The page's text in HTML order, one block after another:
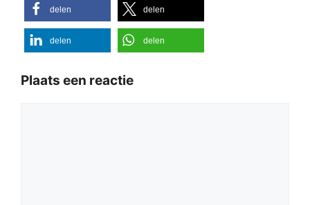
delen delen
delen delen
Plaats een reactie